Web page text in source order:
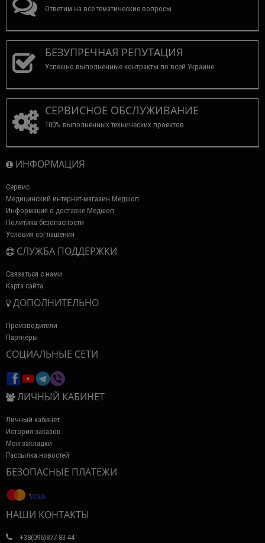
Ответим на все тематические вопросы.
БЕЗУПРЕЧНАЯ РЕПУТАЦИЯ
Успешно выполненные контракты по всей Украине.
СЕРВИСНОЕ ОБСЛУЖИВАНИЕ
100% выполненных технических проектов.
ИНФОРМАЦИЯ
Сервис
Медицинский интернет-магазин Медшоп
Информация о доставке Медшоп
Политика безопасности
Условия соглашения
СЛУЖБА ПОДДЕРЖКИ
Связаться с нами
Карта сайта
ДОПОЛНИТЕЛЬНО
Производители
Партнёры
СОЦИАЛЬНЫЕ СЕТИ
ЛИЧНЫЙ КАБИНЕТ
Личный кабинет
История заказов
Мои закладки
Рассылка новостей
БЕЗОПАСНЫЕ ПЛАТЕЖИ
НАШИ КОНТАКТЫ
+38(096)877-83-44